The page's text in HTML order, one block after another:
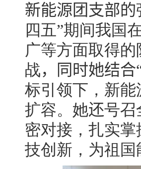
新能源团支部的
四五”期间我国
广等方面取得
战， 同时她结合
标引领下，新
扩容。她还号召
密对接，扎实
技创新，为祖